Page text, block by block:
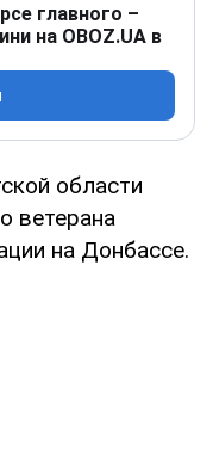
главного –
на OBOZ.UA в
области
ветерана
на Донбассе.